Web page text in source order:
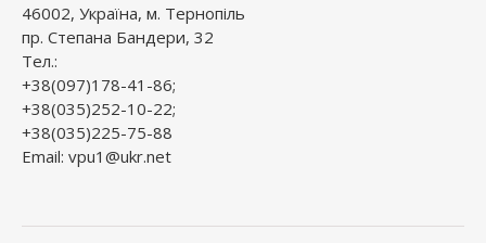
46002, Україна, м. Тернопіль
пр. Степана Бандери, 32
Тел.:
+38(097)178-41-86;
+38(035)252-10-22;
+38(035)225-75-88
Email: vpu1@ukr.net